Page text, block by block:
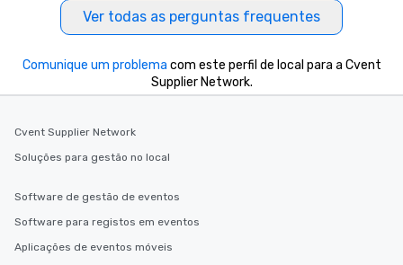
Ver todas as perguntas frequentes
Comunique um problema com este perfil de local para a Cvent
Supplier Network.
Cvent Supplier Network
Soluções para gestão no local
Software de gestão de eventos
Software para registos em eventos
Aplicações de eventos móveis